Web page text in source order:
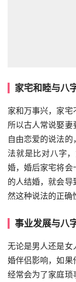
家宅和睦与八
家和万事兴，家宅
所以古人常说娶
自由恋爱的说法
法就是比对八字
婚，婚后家宅将
的人结婚，就会
然这种说法的正确
事业发展与八
无论是男人还是
婚伴侣影响，如
经常会为了家庭